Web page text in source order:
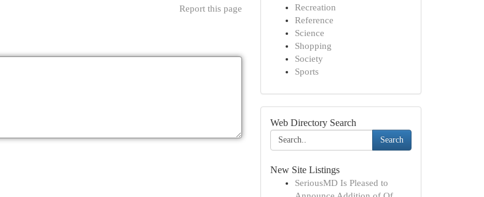
Report this page
Recreation
Reference
Science
Shopping
Society
Sports
Web Directory Search
Search
New Site Listings
SeriousMD Is Pleased to